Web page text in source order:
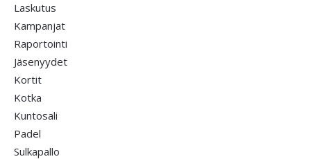
Laskutus
Kampanjat
Raportointi
Jäsenyydet
Kortit
Kotka
Kuntosali
Padel
Sulkapallo